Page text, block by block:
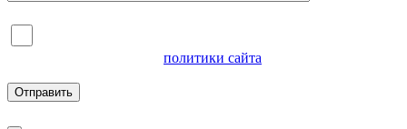
политики сайта